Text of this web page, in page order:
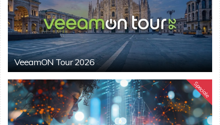
VeeamON Tour 2026
Speciale